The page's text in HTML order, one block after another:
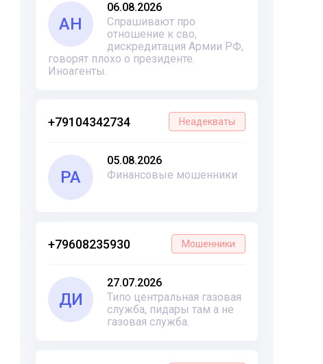
АН
06.08.2026
Спрашивают про
отношение к сво,
дискредитация Армии РФ,
говорят плохо о президенте.
Иноагенты.
+79104342734 Неадекваты
РА
05.08.2026
Финансовые мошенники
+79608235930 Мошенники
ДИ
27.07.2026
Типо центральная газовая
служба, пидары там а не
газовая служба.